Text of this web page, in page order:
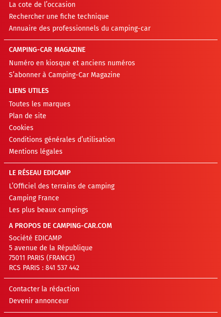
La cote de l’occasion
Rechercher une fiche technique
Annuaire des professionnels du camping-car
CAMPING-CAR MAGAZINE
Numéro en kiosque et anciens numéros
S’abonner à Camping-Car Magazine
LIENS UTILES
Toutes les marques
Plan de site
Cookies
Conditions générales d’utilisation
Mentions légales
LE RÉSEAU EDICAMP
L’Officiel des terrains de camping
Camping France
Les plus beaux campings
A PROPOS DE CAMPING-CAR.COM
Société EDICAMP
5 avenue de la République
75011 PARIS (FRANCE)
RCS PARIS : 841 537 442
Contacter la rédaction
Devenir annonceur